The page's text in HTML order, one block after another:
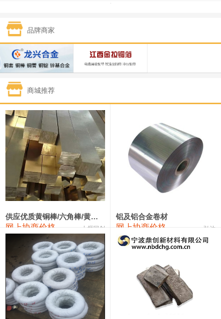
1#锡 434,750—436,750
1#镍 131,200—132,400
1#白银 15,170—15,180 15,175 615
钯金
1#钴 331,000—351,000
1#锑 88,000—94,000 91,000
2#锑 84,000—90,000 87,000 0
1#镁 17,000—18,000 17,500
1#电解锰(99.7%袋装) 17,900—18,100 18,000
1#电解锰 18,800—19,000 18,900
1#铬 60,000—82,000
2202#硅 14,100—14,300
553#硅 9,200—9,400 9,300
3303#硅 10,300—10,500 10,400
441#硅 9,500—9,700
品牌商家
商城推荐
供应优质黄铜棒/六角棒/黄铜方板
网上协商价格 十堰同创
铝及铝合金卷材
网上协商价格 弘达